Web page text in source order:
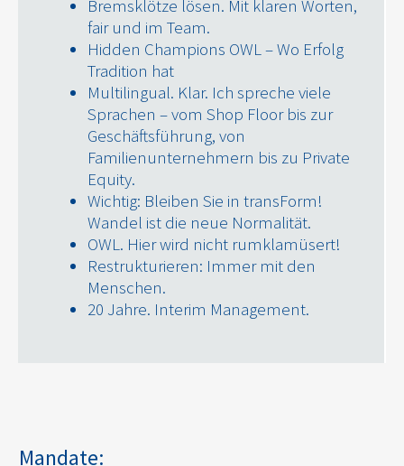
Bremsklötze lösen. Mit klaren Worten,
fair und im Team.
Hidden Champions OWL – Wo Erfolg
Tradition hat
Multilingual. Klar. Ich spreche viele
Sprachen – vom Shop Floor bis zur
Geschäftsführung, von
Familienunternehmern bis zu Private
Equity.
Wichtig: Bleiben Sie in transForm!
Wandel ist die neue Normalität.
OWL. Hier wird nicht rumklamüsert!
Restrukturieren: Immer mit den
Menschen.
20 Jahre. Interim Management.
Mandate: